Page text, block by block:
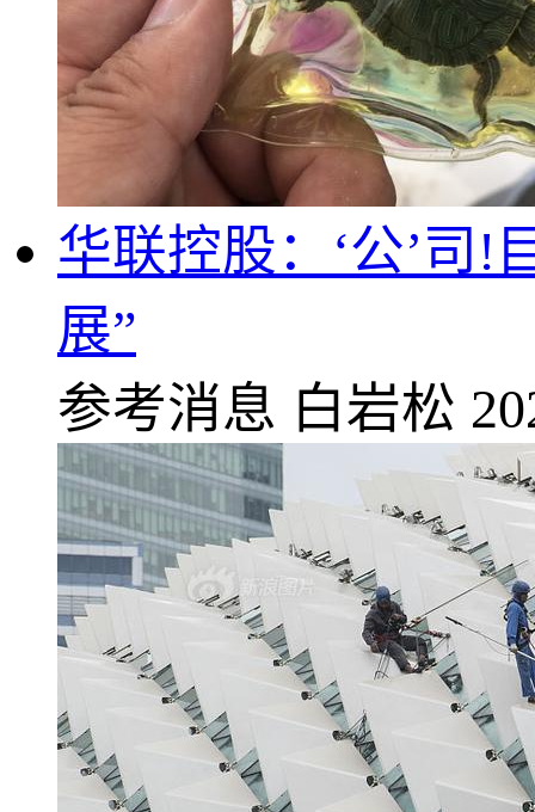
华联控股：‘公’司!
展”
参考消息 白岩松